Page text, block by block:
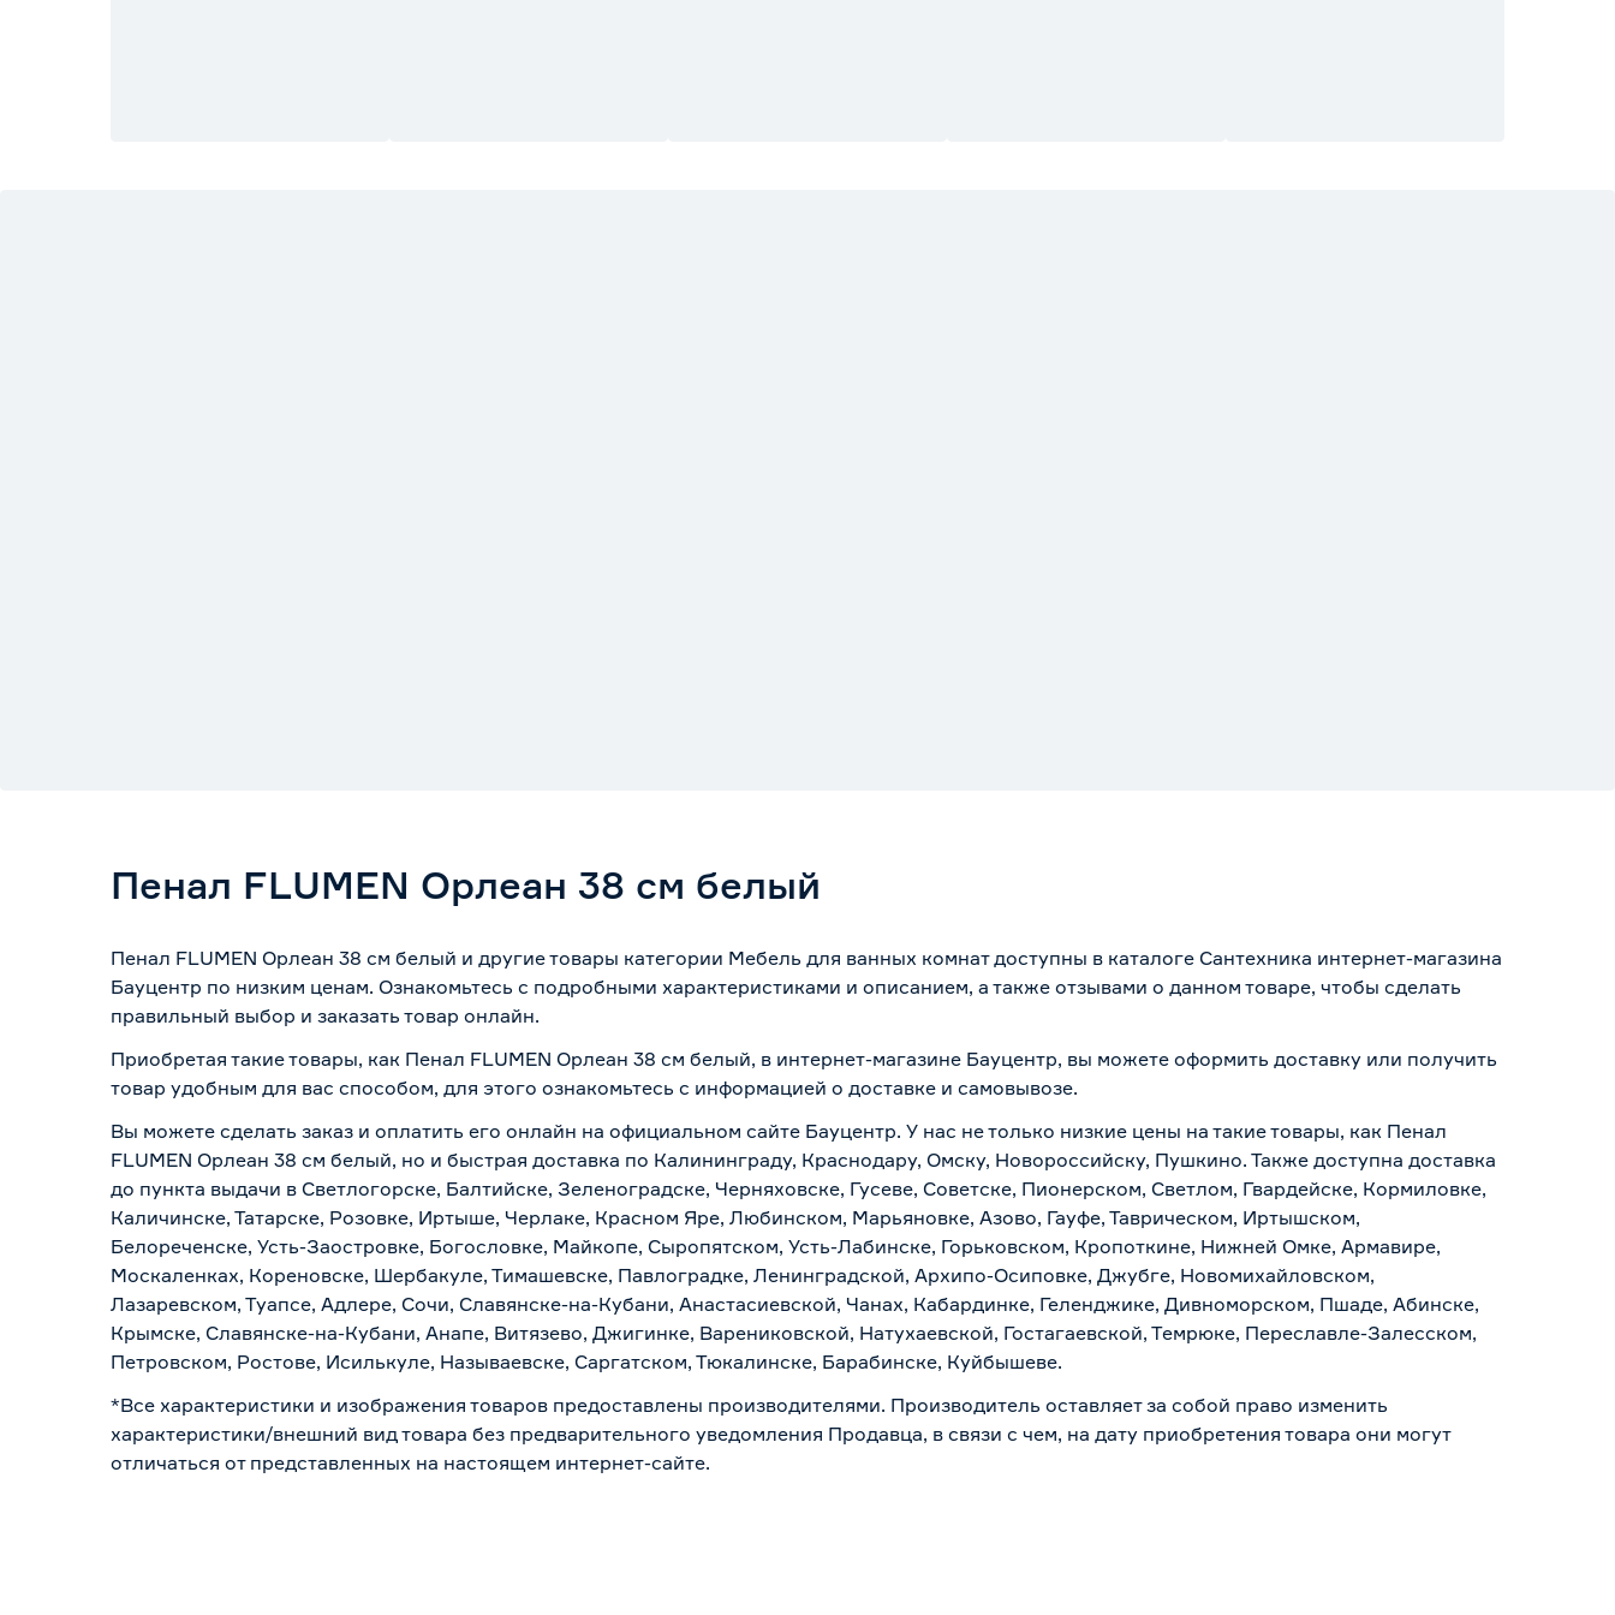
Пенал FLUMEN Орлеан 38 см белый
Пенал FLUMEN Орлеан 38 см белый и другие товары категории Мебель для ванных комнат доступны в каталоге Сантехника интернет-магазина
Бауцентр по низким ценам. Ознакомьтесь с подробными характеристиками и описанием, а также отзывами о данном товаре, чтобы сделать
правильный выбор и заказать товар онлайн.
Приобретая такие товары, как Пенал FLUMEN Орлеан 38 см белый, в интернет-магазине Бауцентр, вы можете оформить доставку или получить
товар удобным для вас способом, для этого ознакомьтесь с информацией о доставке и самовывозе.
Вы можете сделать заказ и оплатить его онлайн на официальном сайте Бауцентр. У нас не только низкие цены на такие товары, как Пенал
FLUMEN Орлеан 38 см белый, но и быстрая доставка по Калининграду, Краснодару, Омску, Новороссийску, Пушкино. Также доступна доставка
до пункта выдачи в Светлогорске, Балтийске, Зеленоградске, Черняховске, Гусеве, Советске, Пионерском, Светлом, Гвардейске, Кормиловке,
Каличинске, Татарске, Розовке, Иртыше, Черлаке, Красном Яре, Любинском, Марьяновке, Азово, Гауфе, Таврическом, Иртышском,
Белореченске, Усть-Заостровке, Богословке, Майкопе, Сыропятском, Усть-Лабинске, Горьковском, Кропоткине, Нижней Омке, Армавире,
Москаленках, Кореновске, Шербакуле, Тимашевске, Павлоградке, Ленинградской, Архипо-Осиповке, Джубге, Новомихайловском,
Лазаревском, Туапсе, Адлере, Сочи, Славянске-на-Кубани, Анастасиевской, Чанах, Кабардинке, Геленджике, Дивноморском, Пшаде, Абинске,
Крымске, Славянске-на-Кубани, Анапе, Витязево, Джигинке, Варениковской, Натухаевской, Гостагаевской, Темрюке, Переславле-Залесском,
Петровском, Ростове, Исилькуле, Называевске, Саргатском, Тюкалинске, Барабинске, Куйбышеве.
*Все характеристики и изображения товаров предоставлены производителями. Производитель оставляет за собой право изменить
характеристики/внешний вид товара без предварительного уведомления Продавца, в связи с чем, на дату приобретения товара они могут
отличаться от представленных на настоящем интернет-сайте.